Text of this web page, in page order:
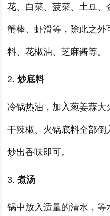
花、白菜、菠菜、土豆、
蟹棒、虾滑等，除此之
料、花椒油、芝麻酱等。
2. 炒底料
冷锅热油，加入葱姜蒜
干辣椒、火锅底料全部
炒出香味即可。
3. 煮汤
锅中放入适量的清水，